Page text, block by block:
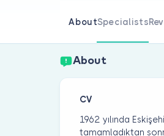
AboutSpecialists
About
CV
1962 yılında
tamamladıktan